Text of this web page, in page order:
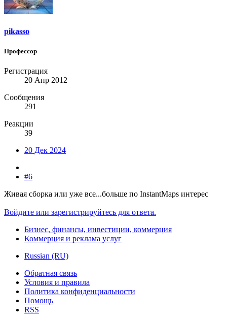
pikasso
Профессор
Регистрация
20 Апр 2012
Сообщения
291
Реакции
39
20 Дек 2024
#6
Живая сборка или уже все...больше по InstantMaps интерес
Войдите или зарегистрируйтесь для ответа.
Бизнес, финансы, инвестиции, коммерция
Коммерция и реклама услуг
Russian (RU)
Обратная связь
Условия и правила
Политика конфиденциальности
Помощь
RSS